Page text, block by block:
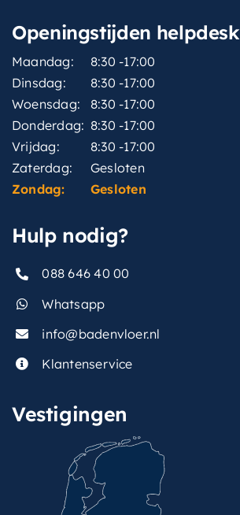
Openingstijden helpdesk
Maandag:
8:30 -17:00
Dinsdag:
8:30 -17:00
Woensdag:
8:30 -17:00
Donderdag: 8:30 -17:00
Vrijdag:
8:30 -17:00
Zaterdag:
Gesloten
Zondag:
Gesloten
Hulp nodig?
088 646 40 00
Whatsapp
info@badenvloer.nl
Klantenservice
Vestigingen